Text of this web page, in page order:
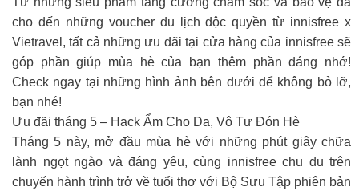
cho đến những voucher du lịch độc quyền từ innisfree x
Vietravel, tất cả những ưu đãi tại cửa hàng của innisfree sẽ
góp phần giúp mùa hè của bạn thêm phần đáng nhớ!
Check ngay tại những hình ảnh bên dưới để không bỏ lỡ,
bạn nhé!
Ưu đãi tháng 5 – Hack Ẩm Cho Da, Vô Tư Đón Hè
Tháng 5 này, mở đầu mùa hè với những phút giây chữa
lành ngọt ngào và đáng yêu, cùng innisfree chu du trên
chuyến hành trình trở về tuổi thơ với Bộ Sưu Tập phiên bản